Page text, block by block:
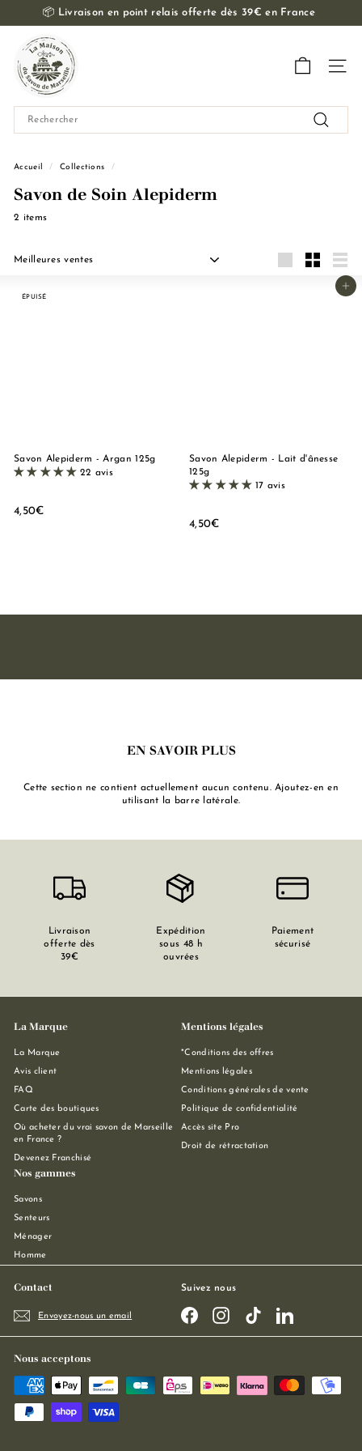
Diaporama
📦 Livraison en point relais offerte dès 39€ en France
L
a
M
a
i
o
n
d
S
v
s
i
Accueil / Collections /
Savon de Soin Alepiderm
2 items
Appliquer
ÉPUISÉ
Savon Alepiderm - Argan 125g
22 avis
4,50€4
Ajouter au panier
Savon Alepiderm - Lait d'ânesse
125g
17 avis
4,50€4
EN SAVOIR PLUS
Cette section ne contient actuellement aucun contenu. Ajoutez-en en
utilisant la barre latérale.
Livraison
offerte dès
39€
Expédition
sous 48 h
ouvrées
Paiement
sécurisé
La Marque
La Marque
Avis client
FAQ
Carte des boutiques
Où acheter du vrai savon de Marseille
en France ?
Devenez Franchisé
Mentions légales
*Conditions des offres
Mentions légales
Conditions générales de vente
Politique de confidentialité
Accès site Pro
Droit de rétractation
Nos gammes
Savons
Senteurs
Ménager
Homme
Contact
Envoyez-nous un email
Suivez nous
FacebookInstagramTikTok LinkedIn
Nous acceptons